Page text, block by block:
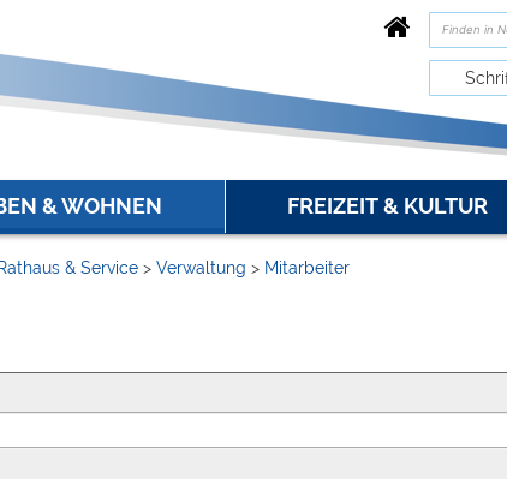
& WOHNEN FREIZEIT & KULTUR
& Service > Verwaltung > Mitarbeiter